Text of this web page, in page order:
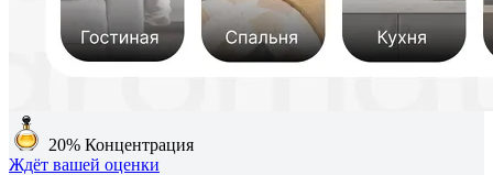
20% Концентрация
Ждёт вашей оценки